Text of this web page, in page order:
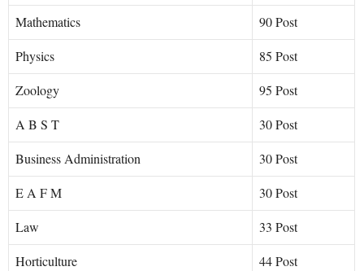
Mathematics
90 Post
Physics
85 Post
Zoology
95 Post
A B S T
30 Post
Business Administration
30 Post
E A F M
30 Post
Law
33 Post
Horticulture
44 Post